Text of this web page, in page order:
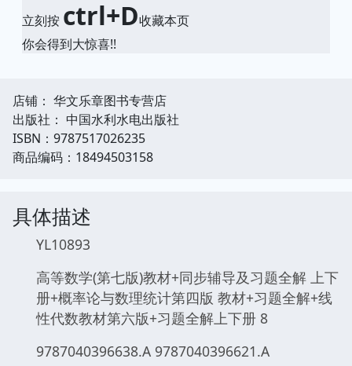
立刻按 ctrl+D收藏本页
你会得到大惊喜!!
店铺： 华文乐章图书专营店
出版社： 中国水利水电出版社
ISBN：9787517026235
商品编码：18494503158
具体描述
YL10893
高等数学(第七版)教材+同步辅导及习题全解 上下
册+概率论与数理统计第四版 教材+习题全解+线
性代数教材第六版+习题全解上下册 8
9787040396638.A 9787040396621.A